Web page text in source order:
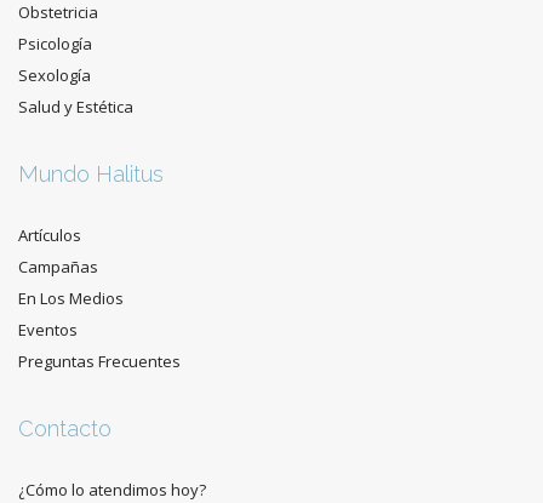
Obstetricia
Psicología
Sexología
Salud y Estética
Mundo Halitus
Artículos
Campañas
En Los Medios
Eventos
Preguntas Frecuentes
Contacto
¿Cómo lo atendimos hoy?